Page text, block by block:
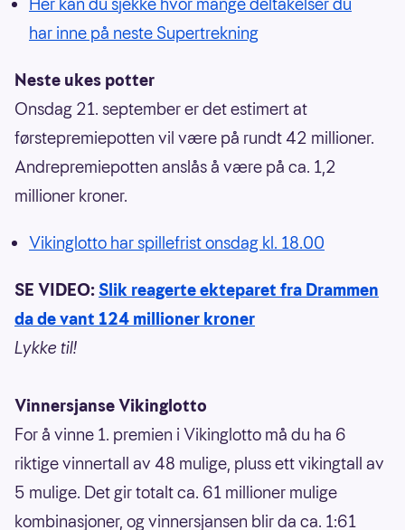
har inne på neste Supertrekning
Neste ukes potter
Onsdag 21. september er det estimert at
førstepremiepotten vil være på rundt 42 millioner.
Andrepremiepotten anslås å være på ca. 1,2
millioner kroner.
Vikinglotto har spillefrist onsdag kl. 18.00
SE VIDEO: Slik reagerte ekteparet fra Drammen
da de vant 124 millioner kroner
Lykke til!
Vinnersjanse Vikinglotto
For å vinne 1. premien i Vikinglotto må du ha 6
riktige vinnertall av 48 mulige, pluss ett vikingtall av
5 mulige. Det gir totalt ca. 61 millioner mulige
kombinasjoner, og vinnersjansen blir da ca. 1:61